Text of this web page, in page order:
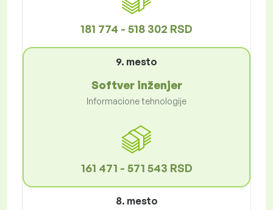
181 774 - 518 302 RSD
9. mesto
Softver inženjer
Informacione tehnologije
161 471 - 571 543 RSD
8. mesto